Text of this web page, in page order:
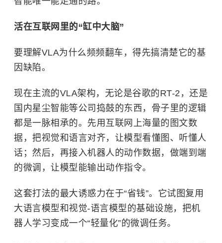
活在互联网里的“缸中大脑”
要理解VLA为什么频频翻车，得先搞清楚它的基
因缺陷。
现在主流的VLA架构，无论是谷歌的RT-2，还是
国内星尘智能等公司捣鼓的东西，骨子里的逻辑
都是一脉相承的。先用互联网上海量的图文数
据，把视觉和语言对齐，让模型看懂图、听懂人
话；然后，再接入机器人的动作数据，做端到端
的微调，让模型能输出动作指令。
这套打法的最大诱惑力在于“省钱”。它试图复用
大语言模型和视觉-语言模型的基础设施，把机
器人学习变成一个“轻量化”的微调任务。